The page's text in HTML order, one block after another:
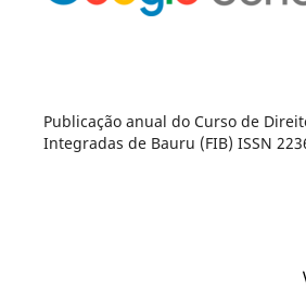
Publicação anual do Curso de
Integradas de Bauru (FIB) ISSN